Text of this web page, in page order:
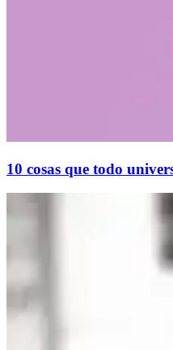
10 cosas que todo